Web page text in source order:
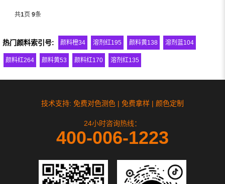
共1页 9条
热门颜料索引号: 颜料橙34 溶剂红195 颜料黄138 溶剂蓝104
颜料红264 颜料黄53 颜料红170 溶剂红135
技术支持: 免费对色测色 | 免费拿样 | 颜色定制
24小时咨询热线：
400-006-1223